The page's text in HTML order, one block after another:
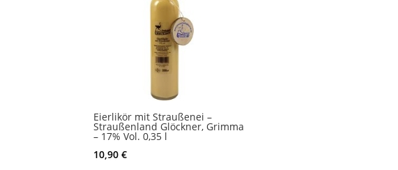
Eierlikör mit Straußenei –
Straußenland Glöckner, Grimma
– 17% Vol. 0,35 l
10,90€